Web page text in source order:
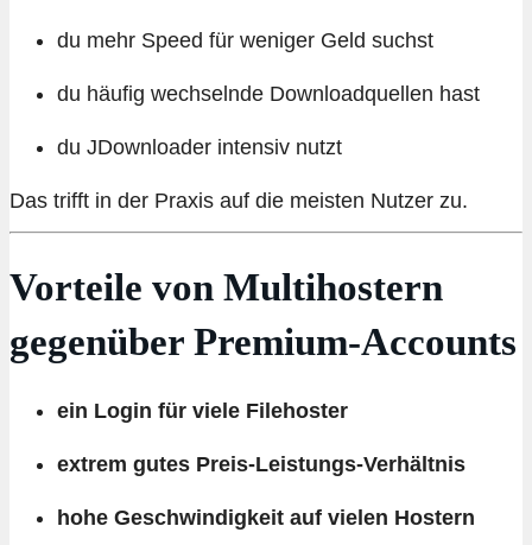
du mehr Speed für weniger Geld suchst
du häufig wechselnde Downloadquellen hast
du JDownloader intensiv nutzt
Das trifft in der Praxis auf die meisten Nutzer zu.
Vorteile von Multihostern
gegenüber Premium-Accounts
ein Login für viele Filehoster
extrem gutes Preis-Leistungs-Verhältnis
hohe Geschwindigkeit auf vielen Hostern